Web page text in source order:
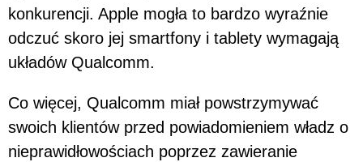
konkurencji. Apple mogła to bardzo wyraźnie
odczuć skoro jej smartfony i tablety wymagają
układów Qualcomm.
Co więcej, Qualcomm miał powstrzymywać
swoich klientów przed powiadomieniem władz o
nieprawidłowościach poprzez zawieranie